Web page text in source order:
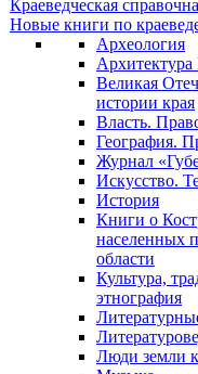
Краеведческая
Новые книги по
Археология
Архитектура
Великая
истории края
Власть.
География.
Журнал
Искусство.
История
Книги о
населенных
области
Культура,
этнография
Люди земли